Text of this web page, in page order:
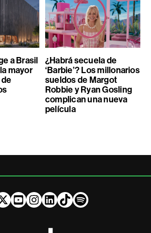
a Brasil
mayor
¿Habrá secuela de
‘Barbie’? Los millonarios
sueldos de Margot
Robbie y Ryan Gosling
complican una nueva
película